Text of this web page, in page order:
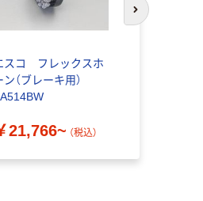
スコ フレックスホ
ン（ブレーキ用）
21,766~ （税込）
次のスライド